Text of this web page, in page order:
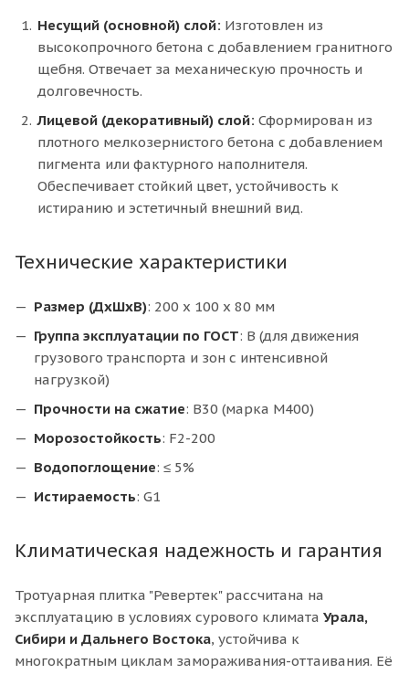
Несущий (основной) слой: Изготовлен из
высокопрочного бетона с добавлением гранитного
щебня. Отвечает за механическую прочность и
долговечность.
Лицевой (декоративный) слой: Сформирован из
плотного мелкозернистого бетона с добавлением
пигмента или фактурного наполнителя.
Обеспечивает стойкий цвет, устойчивость к
истиранию и эстетичный внешний вид.
Технические характеристики
Размер (ДхШхВ): 200 x 100 x 80 мм
Группа эксплуатации по ГОСТ: В (для движения
грузового транспорта и зон с интенсивной
нагрузкой)
Прочности на сжатие: В30 (марка М400)
Морозостойкость: F2-200
Водопоглощение: ≤ 5%
Истираемость: G1
Климатическая надежность и гарантия
Тротуарная плитка "Ревертек" рассчитана на
эксплуатацию в условиях сурового климата Урала,
Сибири и Дальнего Востока, устойчива к
многократным циклам замораживания-оттаивания. Её